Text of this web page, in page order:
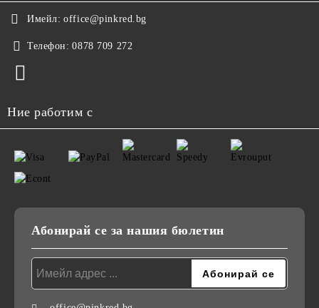
Имейл: office@pinkred.bg
Телефон: 0878 709 272
Ние работим с
Абонирай се за нашия бюлетин